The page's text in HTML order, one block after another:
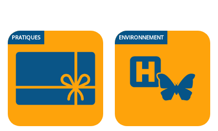
PRATIQUES ENVIRONNEMENT